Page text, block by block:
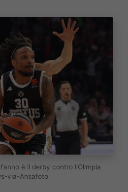
è il derby contro l'Olimpia
via-Ansafoto